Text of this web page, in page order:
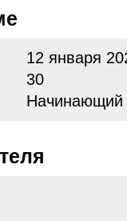
12 января
30
Начинающий